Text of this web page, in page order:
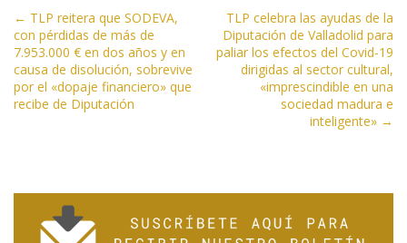
k p r
N
a
v
e
g
← TLP reitera que SODEVA,
con pérdidas de más de
7.953.000 € en dos años y en
causa de disolución, sobrevive
por el «dopaje financiero» que
recibe de Diputación
TLP celebra las ayudas de la
Diputación de Valladolid para
paliar los efectos del Covid-19
dirigidas al sector cultural,
«imprescindible en una
sociedad madura e
inteligente» →